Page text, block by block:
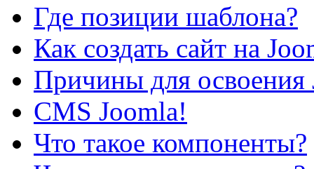
Где позиции шаблона?
Как создать сайт на
Причины для освоения
CMS Joomla!
Что такое компоненты?